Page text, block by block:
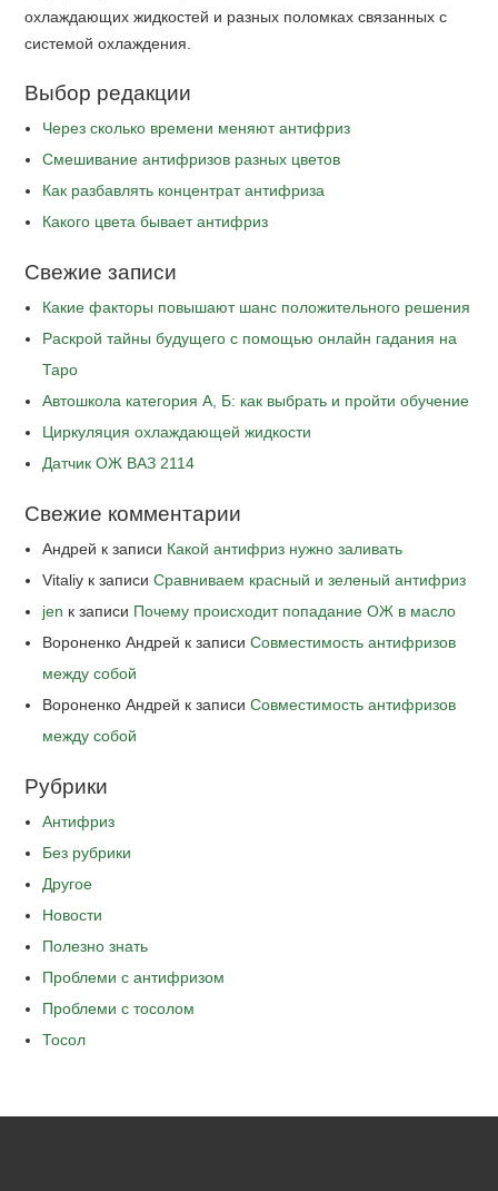
охлаждающих жидкостей и разных поломках связанных с
системой охлаждения.
Выбор редакции
Через сколько времени меняют антифриз
Cмешивание антифризов разных цветов
Как разбавлять концентрат антифриза
Какого цвета бывает антифриз
Свежие записи
Какие факторы повышают шанс положительного решения
Раскрой тайны будущего с помощью онлайн гадания на
Таро
Автошкола категория А, Б: как выбрать и пройти обучение
Циркуляция охлаждающей жидкости
Датчик ОЖ ВАЗ 2114
Свежие комментарии
Андрей к записи Какой антифриз нужно заливать
Vitaliy к записиСравниваем красный и зеленый антифриз
jen к записи Почему происходит попадание ОЖ в масло
Вороненко Андрей к записиСовместимость антифризов
между собой
Вороненко Андрей к записиСовместимость антифризов
между собой
Рубрики
Антифриз
Без рубрики
Другое
Новости
Полезно знать
Проблеми с антифризом
Проблеми с тосолом
Тосол